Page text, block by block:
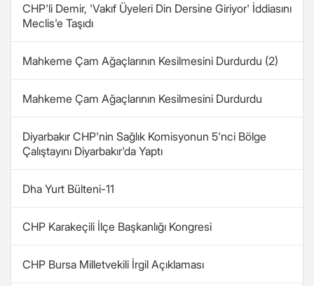
CHP'li Demir, 'Vakıf Üyeleri Din Dersine Giriyor' İddiasını
Meclis'e Taşıdı
Mahkeme Çam Ağaçlarının Kesilmesini Durdurdu (2)
Mahkeme Çam Ağaçlarının Kesilmesini Durdurdu
Diyarbakır CHP'nin Sağlık Komisyonun 5'nci Bölge
Çalıştayını Diyarbakır'da Yaptı
Dha Yurt Bülteni-11
CHP Karakeçili İlçe Başkanlığı Kongresi
CHP Bursa Milletvekili İrgil Açıklaması